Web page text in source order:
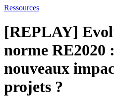
Ressources
[REPLAY]
norme RE2020
nouveaux
projets ?